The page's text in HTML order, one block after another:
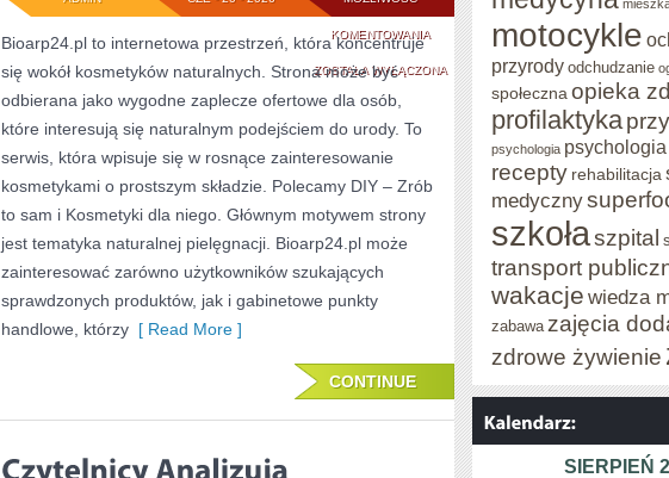
KOMENTOWANIAKOSMETYKI
ZERO
WASTE
ZOSTAŁA WYŁĄCZONA
Bioarp24.pl to internetowa przestrzeń, która koncentruje
się wokół kosmetyków naturalnych. Strona może być
odbierana jako wygodne zaplecze ofertowe dla osób,
które interesują się naturalnym podejściem do urody. To
serwis, która wpisuje się w rosnące zainteresowanie
kosmetykami o prostszym składzie. Polecamy DIY – Zrób
to sam i Kosmetyki dla niego. Głównym motywem strony
jest tematyka naturalnej pielęgnacji. Bioarp24.pl może
zainteresować zarówno użytkowników szukających
sprawdzonych produktów, jak i gabinetowe punkty
handlowe, którzy [ Read More ]
CONTINUE
motocykle
przyrody odchudzanie
społeczna opieka
profilaktyka
psychologia psychologia
recepty rehabilitacja
medyczny
szkołaszpital
transport
wakacje wiedza
zabawa zajęcia
zdrowe żywienie
SIERPIEŃ